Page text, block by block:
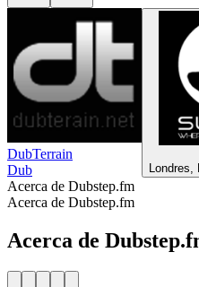
DubTerrain
Dub
Acerca de Dubstep.fm
Acerca de Dubstep.fm
Acerca de